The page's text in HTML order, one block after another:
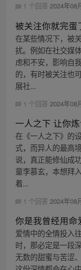
1 个回答 2024年08
被关注你就完蛋
在某些情况下，被
扰。例如在社交媒
虑和不安，影响自
的，有时被关注也
展社...
1 个回答 2024年08
一人之下 让你
在《一人之下》的
式，而异人的最高
说，真正能修仙成
童李慕玄，本想拜
着...
1 个回答 2024年08
你是我曾经用命
爱情中的全情投入
时，那必定是一段
无数的甜蜜与苦涩